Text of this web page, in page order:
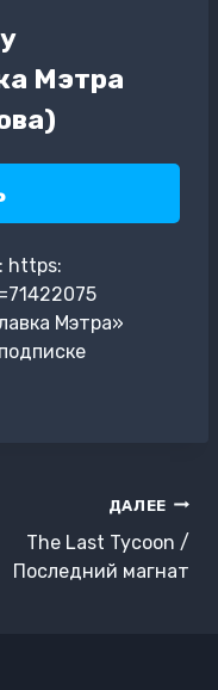
Мэтра
https:
Мэтра»
ДАЛЕЕ
The Last Tycoon /
Последний магнат